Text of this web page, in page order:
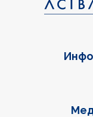
Фуутер